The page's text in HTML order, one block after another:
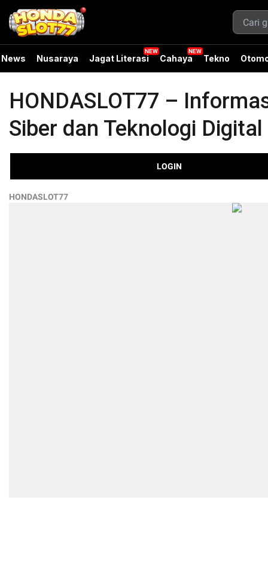
News Nusaraya Jagat Literasi Cahaya Tekno
HONDASLOT77 –
Siber dan Teknologi
LOGIN
HONDASLOT77